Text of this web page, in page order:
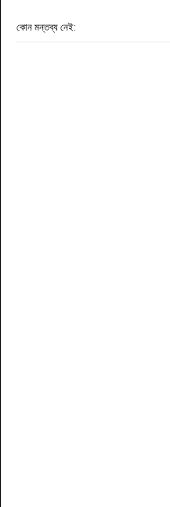
কোন মন্তব্য নেই: